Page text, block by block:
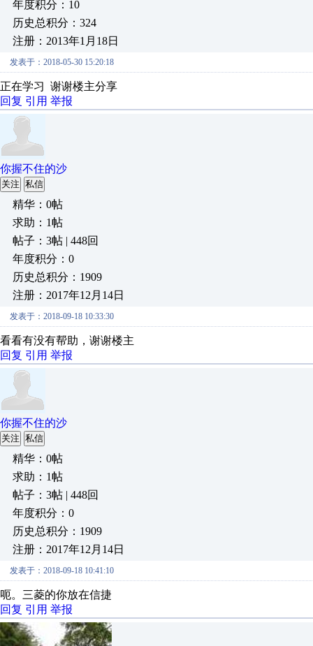
年度积分：10
历史总积分：324
注册：2013年1月18日
发表于：2018-05-30 15:20:18
正在学习 谢谢楼主分享
回复 引用 举报
你握不住的沙
关注 私信
精华：0帖
求助：1帖
帖子：3帖 | 448回
年度积分：0
历史总积分：1909
注册：2017年12月14日
发表于：2018-09-18 10:33:30
看看有没有帮助，谢谢楼主
回复 引用 举报
你握不住的沙
关注 私信
精华：0帖
求助：1帖
帖子：3帖 | 448回
年度积分：0
历史总积分：1909
注册：2017年12月14日
发表于：2018-09-18 10:41:10
呃。三菱的你放在信捷
回复 引用 举报